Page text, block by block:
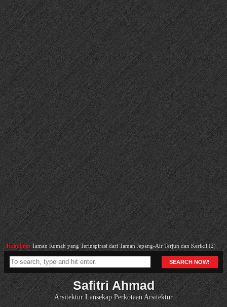
HeadlinesTaman Rumah yang Terinspirasi dari Taman Jepang-Air Terjun dan Kerikil (2)
HeadlinesSeri Taman Kecil : Taman Kering dan Kecil di Belakang Rumah (Alternatif 1)
Headlines 94.Desain Rumah Wisnu bab 21b
Headlines Serial Gazebo : Ide Rancangan Atap Gazebo
HeadlinesCara Merancang Pontederia Cordata Var. Lanceolata
SEARCH NOW!
Safitri Ahmad
Arsitektur Lansekap Perkotaan Arsitektur